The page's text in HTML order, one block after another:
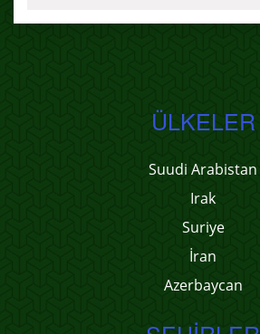
ÜLKELER
Suudi Arabistan
Irak
Suriye
İran
Azerbaycan